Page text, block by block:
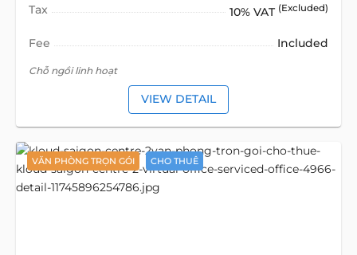
Tax 10% VAT (Excluded)
Fee Included
Chỗ ngồi linh hoạt
VIEW DETAIL
VĂN PHÒNG TRỌN GÓI CHO THUÊ